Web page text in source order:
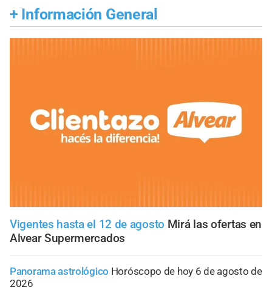
+ Información General
Vigentes hasta el 12 de agosto Mirá las ofertas en
Alvear Supermercados
Panorama astrológico Horóscopo de hoy 6 de agosto de
2026